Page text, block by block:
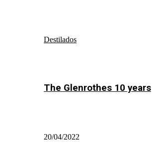
Destilados
The Glenrothes 10 years
20/04/2022